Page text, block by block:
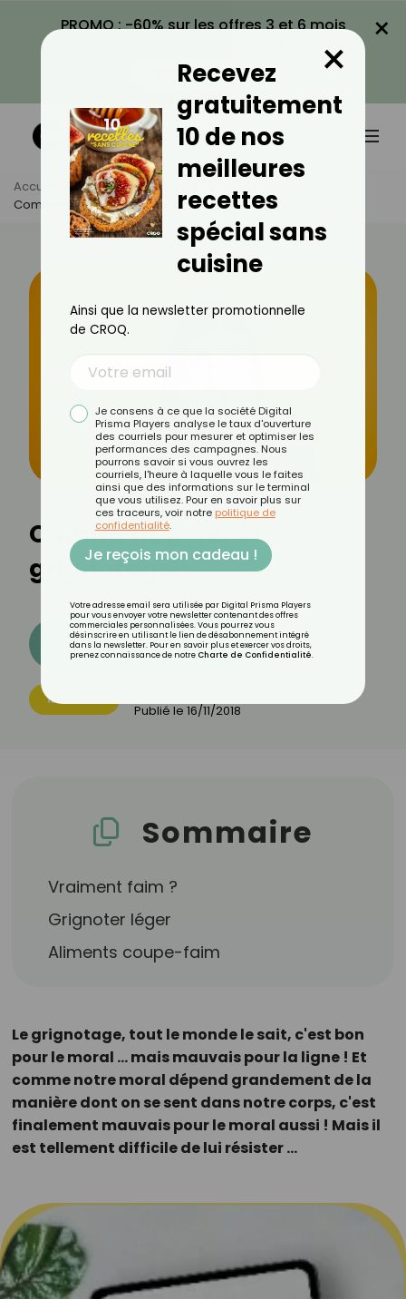
PROMO : -60% sur les offres 3 et 6 mois
VOIR LA PROMO
×
Accueil Actus
Minceur
Comment Gérer Le Grignotage?
Comment gérer le
grignotage?
Découvrez les 11 menus CROQ
MINCEUR
Publié le 16/11/2018
Sommaire
Vraiment faim ?
Grignoter léger
Aliments coupe-faim
Le grignotage, tout le monde le sait, c'est bon
pour le moral ... mais mauvais pour la ligne ! Et
comme notre moral dépend grandement de la
manière dont on se sent dans notre corps, c'est
finalement mauvais pour le moral aussi ! Mais il
est tellement difficile de lui résister ...
Recevez
gratuitement
10 de nos
meilleures
recettes
spécial sans
cuisine
×
Ainsi que la newsletter promotionnelle
de CROQ.
Je consens à ce que la société Digital
Prisma Players analyse le taux d'ouverture
des courriels pour mesurer et optimiser les
performances des campagnes. Nous
pourrons savoir si vous ouvrez les
courriels, l'heure à laquelle vous le faites
ainsi que des informations sur le terminal
que vous utilisez. Pour en savoir plus sur
ces traceurs, voir notre politique de
confidentialité.
Je reçois mon cadeau !
Votre adresse email sera utilisée par Digital Prisma Players
pour vous envoyer votre newsletter contenant des offres
commerciales personnalisées. Vous pourrez vous
désinscrire en utilisant le lien de désabonnement intégré
dans la newsletter. Pour en savoir plus et exercer vos droits,
prenez connaissance de notre Charte de Confidentialité.